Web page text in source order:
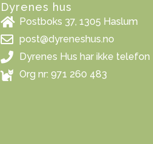
Dyrenes hus
Postboks 37, 1305 Haslum
post@dyreneshus.no
Dyrenes Hus har ikke telefon
Org nr: 971 260 483